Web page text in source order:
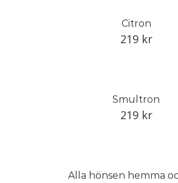
Citron
219 kr
Smultron
219 kr